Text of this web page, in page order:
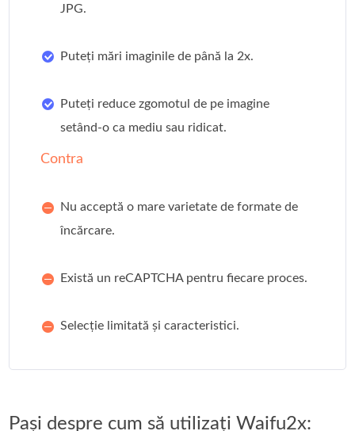
JPG.
Puteți mări imaginile de până la 2x.
Puteți reduce zgomotul de pe imagine
setând-o ca mediu sau ridicat.
Contra
Nu acceptă o mare varietate de formate de
încărcare.
Există un reCAPTCHA pentru fiecare proces.
Selecție limitată și caracteristici.
Pași despre cum să utilizați Waifu2x: